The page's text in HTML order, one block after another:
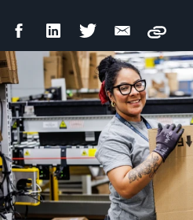
Compartir
Facebook
Compartir
LinkedIn
Compartir
Twitter
Compartir
correo
electrónico
Copy